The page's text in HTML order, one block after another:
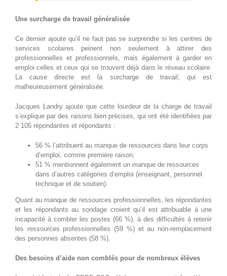
Une surcharge de travail généralisée
Ce dernier ajoute qu’il ne faut pas se surprendre si les centres de
services scolaires peinent non seulement à attirer des
professionnelles et professionnels, mais également à garder en
emploi celles et ceux qui se trouvent déjà dans le réseau scolaire.
La cause directe est la surcharge de travail, qui est
malheureusement généralisée.
Jacques Landry ajoute que cette lourdeur de la charge de travail
s’explique par des raisons bien précises, qui ont été identifiées par
2 105 répondantes et répondants :
56 % l’attribuent au manque de ressources dans leur corps
d’emploi, comme première raison;
51 % mentionnent également un manque de ressources
dans d’autres catégories d’emploi (enseignant, personnel
technique et de soutien).
Quant au manque de ressources professionnelles, les répondantes
et les répondants au sondage croient qu’il est attribuable à une
incapacité à combler les postes (66 %), à des difficultés à retenir
les ressources professionnelles (59 %) et au non-remplacement
des personnes absentes (58 %).
Des besoins d’aide non comblés pour de nombreux élèves